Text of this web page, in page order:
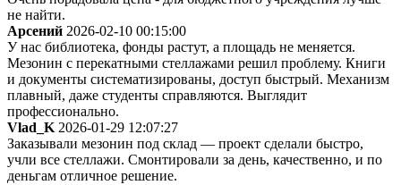
не найти.
Арсений 2026-02-10 00:15:00
У нас библиотека, фонды растут, а площадь не меняется.
Мезонин с перекатными стеллажами решил проблему. Книги
и документы систематизированы, доступ быстрый. Механизм
плавный, даже студенты справляются. Выглядит
профессионально.
Vlad_K 2026-01-29 12:07:27
Заказывали мезонин под склад — проект сделали быстро,
учли все стеллажи. Смонтировали за день, качественно, и по
деньгам отличное решение.